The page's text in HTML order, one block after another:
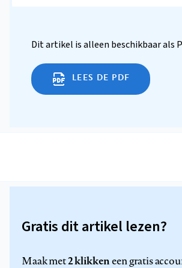
Dit artikel is alleen beschikbaar als
LEES DE PDF
Gratis dit artikel lezen?
Maak met2 klikkeneen gratis